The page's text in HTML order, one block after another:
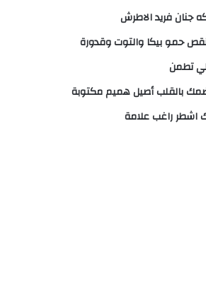
جنان فريد الاطرش
حمو بيكا والتوت وقدورة
تطمن
بالقلب أصيل هميم مكتوبة
اشطر راغب علامة